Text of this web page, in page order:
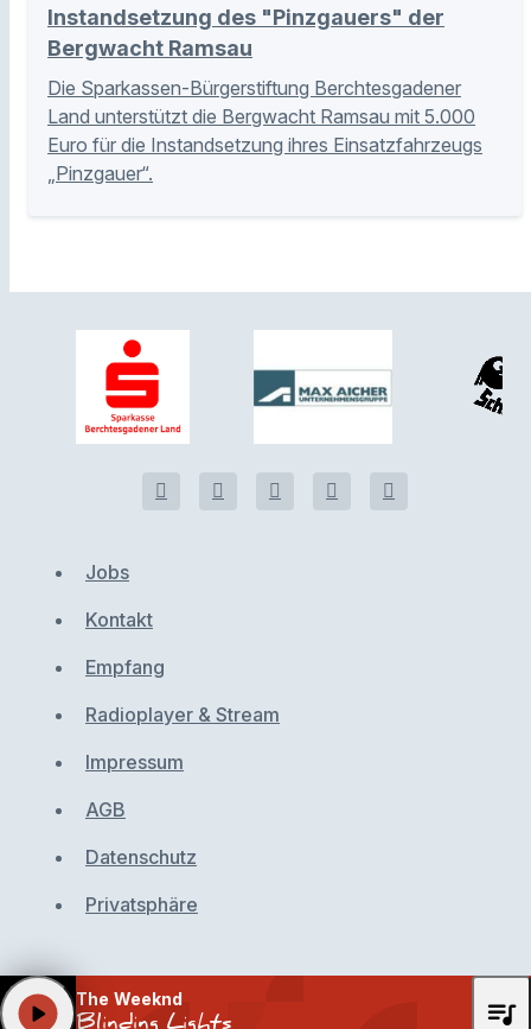
Instandsetzung des "Pinzgauers" der
Bergwacht Ramsau
Die Sparkassen-Bürgerstiftung Berchtesgadener
Land unterstützt die Bergwacht Ramsau mit 5.000
Euro für die Instandsetzung ihres Einsatzfahrzeugs
„Pinzgauer“.
Jobs
Kontakt
Empfang
Radioplayer & Stream
Impressum
AGB
Datenschutz
Privatsphäre
The Weeknd
play_arrow queue_music